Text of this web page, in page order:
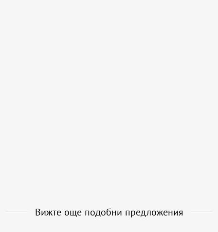
Вижте още подобни предложения